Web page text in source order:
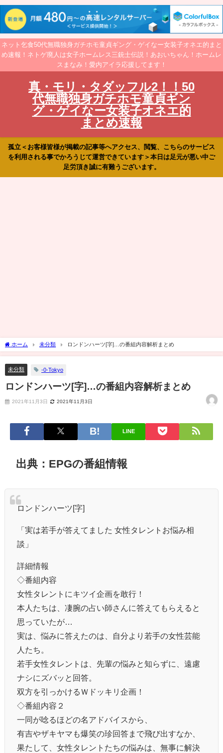
ネット乞食50代無職独身ガチホモ童貞ギング・ゲイなー女装子オネエ的まと
め速報！ネトゲ廃人は女子ホームレス三銃士伝説！あおいちゃん！ホームレ
スまなみ！愛内アイラ応援してます！
真・モリ・タダッフル2！！50
代無職独身ガチホモ童貞ギン
グ・ゲイなー女装子オネエ的
まとめ速報
孤立＜お客様皆様が掲載の記事等へアクセス、閲覧、こちらのサービス
を利用される事でかろうじて運営できています＞本日は足元が悪い中ご
足労頂き誠に有難うございます。
ホーム 未分類 ロンドンハーツ[字]…の番組内容解析まとめ
未分類 -0-Tokyo
ロンドンハーツ[字]…の番組内容解析まとめ
2021年11月3日 2021年11月3日
LINE
出典：EPGの番組情報
ロンドンハーツ[字]
「実は若手が答えてました 女性タレントお悩み相
談」
詳細情報
◇番組内容
女性タレントにキツイ企画を敢行！
本人たちは、凄腕の占い師さんに答えてもらえると
思っていたが…
実は、悩みに答えたのは、自分より若手の女性芸能
人たち。
若手女性タレントは、先輩の悩みと知らずに、遠慮
ナシにズバッと回答。
双方を引っかけるＷドッキリ企画！
◇番組内容２
一同が唸るほどの名アドバイスから、
有吉やザキヤマも爆笑の珍回答まで飛び出すなか、
果たして、女性タレントたちの悩みは、無事に解決